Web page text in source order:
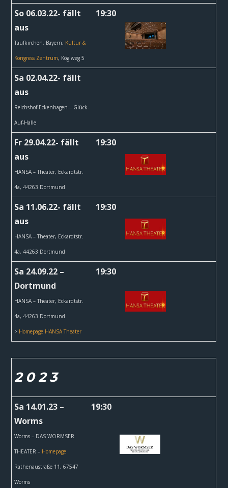
So 06.03.22- fällt
aus
Taufkirchen, Bayern, Kultur &
Kongress Zentrum, Köglweg 5
19:30
Sa 02.04.22- fällt
aus
Reichshof-Eckenhagen – Glück-
Auf-Halle
Fr 29.04.22- fällt
aus
HANSA – Theater, Eckardtstr.
4a, 44263 Dortmund
19:30
Sa 11.06.22- fällt
aus
HANSA – Theater, Eckardtstr.
4a, 44263 Dortmund
19:30
Sa 24.09.22 –
Dortmund
HANSA – Theater, Eckardtstr.
4a, 44263 Dortmund
> Homepage HANSA Theater
19:30
2 0 2 3
Sa 14.01.23 –
Worms
Worms – DAS WORMSER
THEATER – Homepage
Rathenaustraße 11, 67547
Worms
19:30